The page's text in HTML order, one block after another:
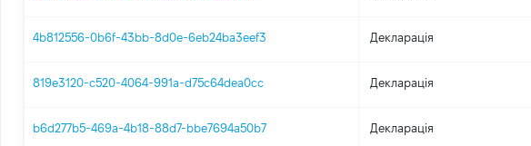
4b812556-0b6f-43bb-8d0e-6eb24ba3eef3 Декларація
819e3120-c520-4064-991a-d75c64dea0cc Декларація
b6d277b5-469a-4b18-88d7-bbe7694a50b7 Декларація